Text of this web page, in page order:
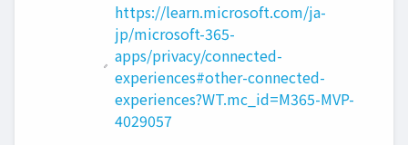
https://learn.microsoft.com/ja-
jp/microsoft-365-
apps/privacy/connected-
experiences#other-connected-
experiences?WT.mc_id=M365-MVP-
4029057